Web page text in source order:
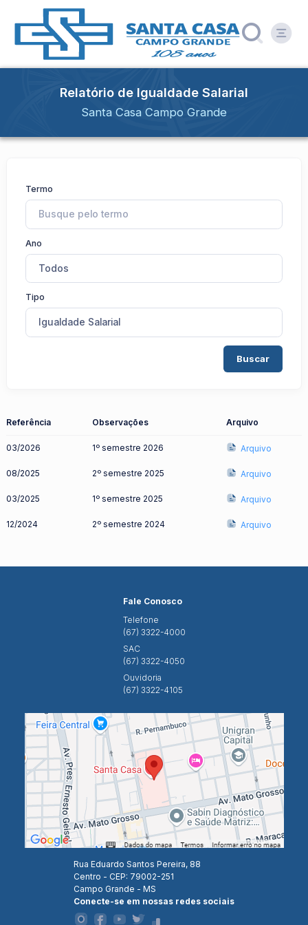
Relatório de Igualdade Salarial
Santa Casa Campo Grande
Termo
Ano
Todos
Tipo
Igualdade Salarial
Buscar
Referência Observações Arquivo
03/2026 1º semestre 2026 Arquivo
08/2025 2º semestre 2025 Arquivo
03/2025 1º semestre 2025 Arquivo
12/2024 2º semestre 2024 Arquivo
Fale Conosco
Telefone
(67) 3322-4000
SAC
(67) 3322-4050
Ouvidoria
(67) 3322-4105
Rua Eduardo Santos Pereira, 88
Centro - CEP: 79002-251
Campo Grande - MS
Conecte-se em nossas redes sociais